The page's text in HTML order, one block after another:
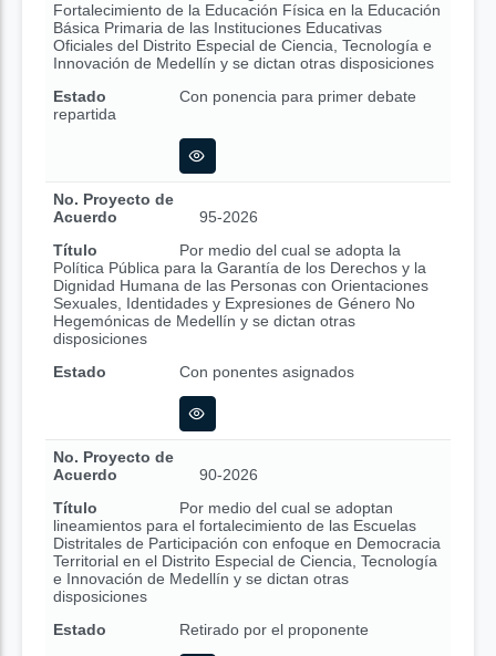
Fortalecimiento de la Educación Física en la Educación
Básica Primaria de las Instituciones Educativas
Oficiales del Distrito Especial de Ciencia, Tecnología e
Innovación de Medellín y se dictan otras disposiciones
Estado
Con ponencia para primer debate
repartida
No. Proyecto de
Acuerdo
95-2026
Título
Por medio del cual se adopta la
Política Pública para la Garantía de los Derechos y la
Dignidad Humana de las Personas con Orientaciones
Sexuales, Identidades y Expresiones de Género No
Hegemónicas de Medellín y se dictan otras
disposiciones
Estado
Con ponentes asignados
No. Proyecto de
Acuerdo
90-2026
Título
Por medio del cual se adoptan
lineamientos para el fortalecimiento de las Escuelas
Distritales de Participación con enfoque en Democracia
Territorial en el Distrito Especial de Ciencia, Tecnología
e Innovación de Medellín y se dictan otras
disposiciones
Estado
Retirado por el proponente